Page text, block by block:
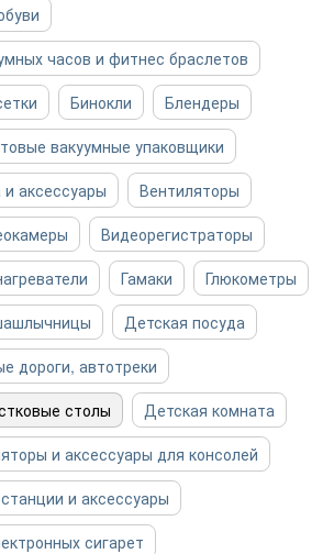
часов и фитнес браслетов
Бинокли
Блендеры
вакуумные упаковщики
аксессуары
Вентиляторы
Видеорегистраторы
Гамаки
Глюкометры
Детская посуда
дороги, автотреки
столы
Детская комната
и аксессуары для консолей
и аксессуары
сигарет